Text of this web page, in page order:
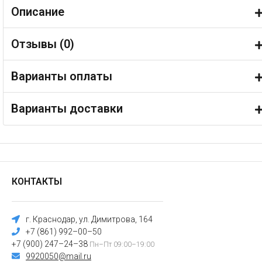
Описание
Отзывы (0)
Варианты оплаты
Варианты доставки
КОНТАКТЫ
г. Краснодар, ул. Димитрова, 164
+7 (861) 992–00–50
+7 (900) 247–24–38 Пн–Пт 09:00–19:00
9920050@mail.ru